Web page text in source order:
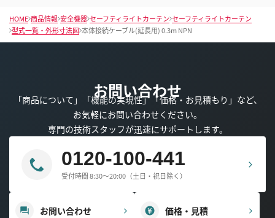
HOME 商品情報 安全機器 セーフティライトカーテン セーフティライトカーテン
型式一覧・外形寸法図 本体接続ケーブル(延長用) 0.3m NPN
お問い合わせ
「商品について」「機能の実現性」「価格・お見積もり」など、
お気軽にお問い合わせください。
専門の技術スタッフが迅速にサポートします。
0120-100-441
受付時間 8:30～20:00（土日・祝日除く）
お問い合わせ 価格・見積